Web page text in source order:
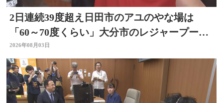
2日連続39度超え日田市のアユのやな場は
「60～70度くらい」大分市のレジャープール
も賑わう 大分
2026年08月03日